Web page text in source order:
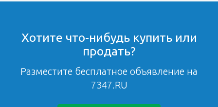
Хотите что-нибудь купить или
продать?
Разместите бесплатное объявление на
7347.RU